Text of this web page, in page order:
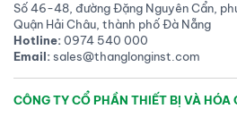
Số 46-48, đường Đặng Nguyên Cẩn,
Quận Hải Châu, thành phố Đà Nẵng
Hotline:0974 540 000
Email:sales@thanglonginst.com
CÔNG TY CỔ PHẦN THIẾT BỊ VÀ HÓA